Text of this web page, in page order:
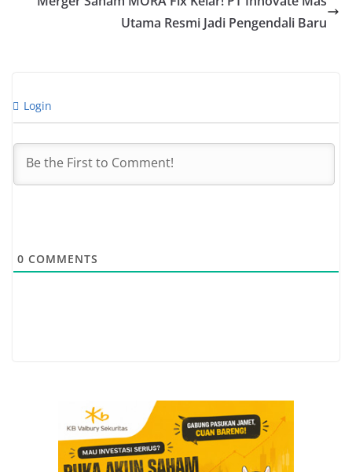
Utama Resmi Jadi Pengendali Baru
Login
0 COMMENTS